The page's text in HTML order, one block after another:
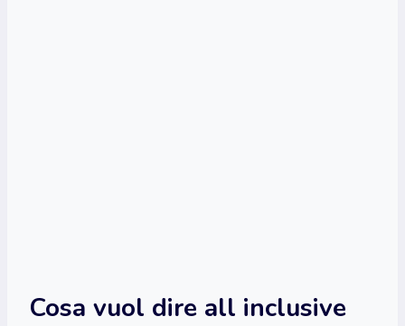
Cosa vuol dire all inclusive